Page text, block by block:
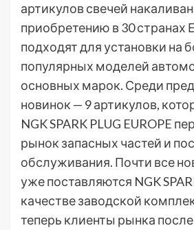
артикулов свечей
приобретению в 30 странах
подходят для установки на
популярных моделей
основных марок. Среди
новинок — 9 артикулов,
NGK SPARK PLUG EUROPE
рынок запасных частей и
обслуживания. Почти все
уже поставляются NGK
качестве заводской
теперь клиенты рынка